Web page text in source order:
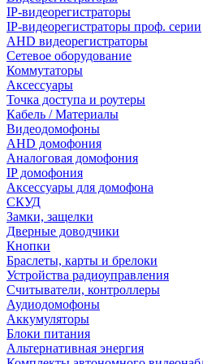
IP-видеорегистраторы
IP-видеорегистраторы проф. серии
AHD видеорегистраторы
Сетевое оборудование
Коммутаторы
Аксессуары
Точка доступа и роутеры
Кабель / Материалы
Видеодомофоны
AHD домофония
Аналоговая домофония
IP домофония
Аксессуары для домофона
СКУД
Замки, защелки
Дверные доводчики
Кнопки
Браслеты, карты и брелоки
Устройства радиоуправления
Считыватели, контроллеры
Аудиодомофоны
Аккумуляторы
Блоки питания
Альтернативная энергия